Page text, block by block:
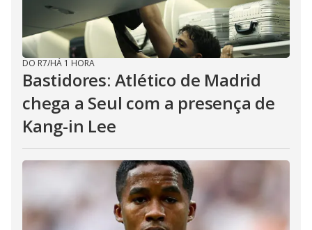
DO R7/HÁ 1 HORA
Bastidores: Atlético de Madrid
chega a Seul com a presença de
Kang-in Lee